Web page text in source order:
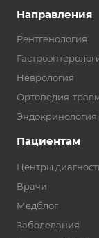
Направления
Рентгенология
Неврология
Ортопедия-
Эндокринология
Пациентам
Центры
Врачи
Медблог
Заболевания